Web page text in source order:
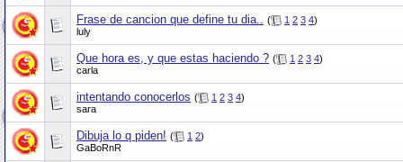
Frase de cancion que define tu dia.. ( 1 2 3 4)
luly
Que hora es, y que estas haciendo ? ( 1 2 3 4)
carla
intentando conocerlos ( 1 2 3 4)
sara
Dibuja lo q piden! ( 1 2)
GaBoRnR